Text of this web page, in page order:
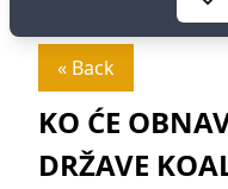
« Back
KO ĆE
DRŽAVE